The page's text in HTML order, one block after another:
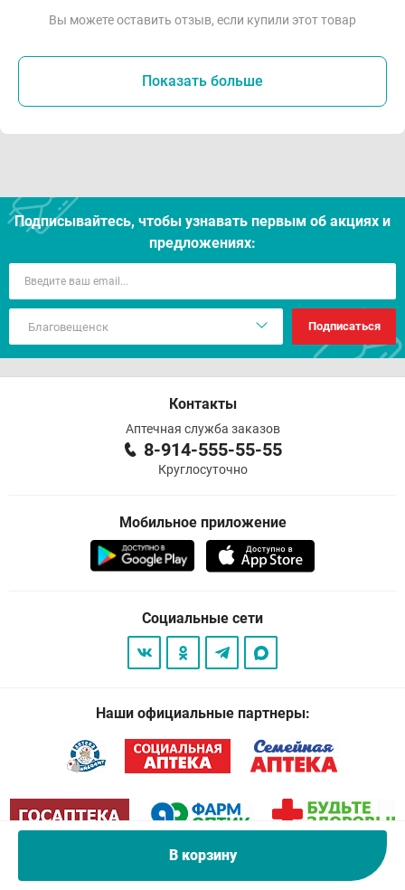
В корзину
Вы можете оставить отзыв, если купили этот товар
Показать больше
Подписывайтесь, чтобы узнавать первым об акцияx и
предложениях:
Подписаться
Контакты
Аптечная служба заказов
8-914-555-55-55
Круглосуточно
Мобильное приложение
Социальные сети
Наши официальные партнеры: